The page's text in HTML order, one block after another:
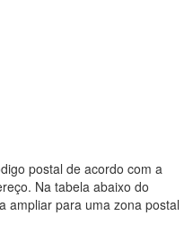
postal de acordo com a
Na tabela abaixo do
ampliar para uma zona postal